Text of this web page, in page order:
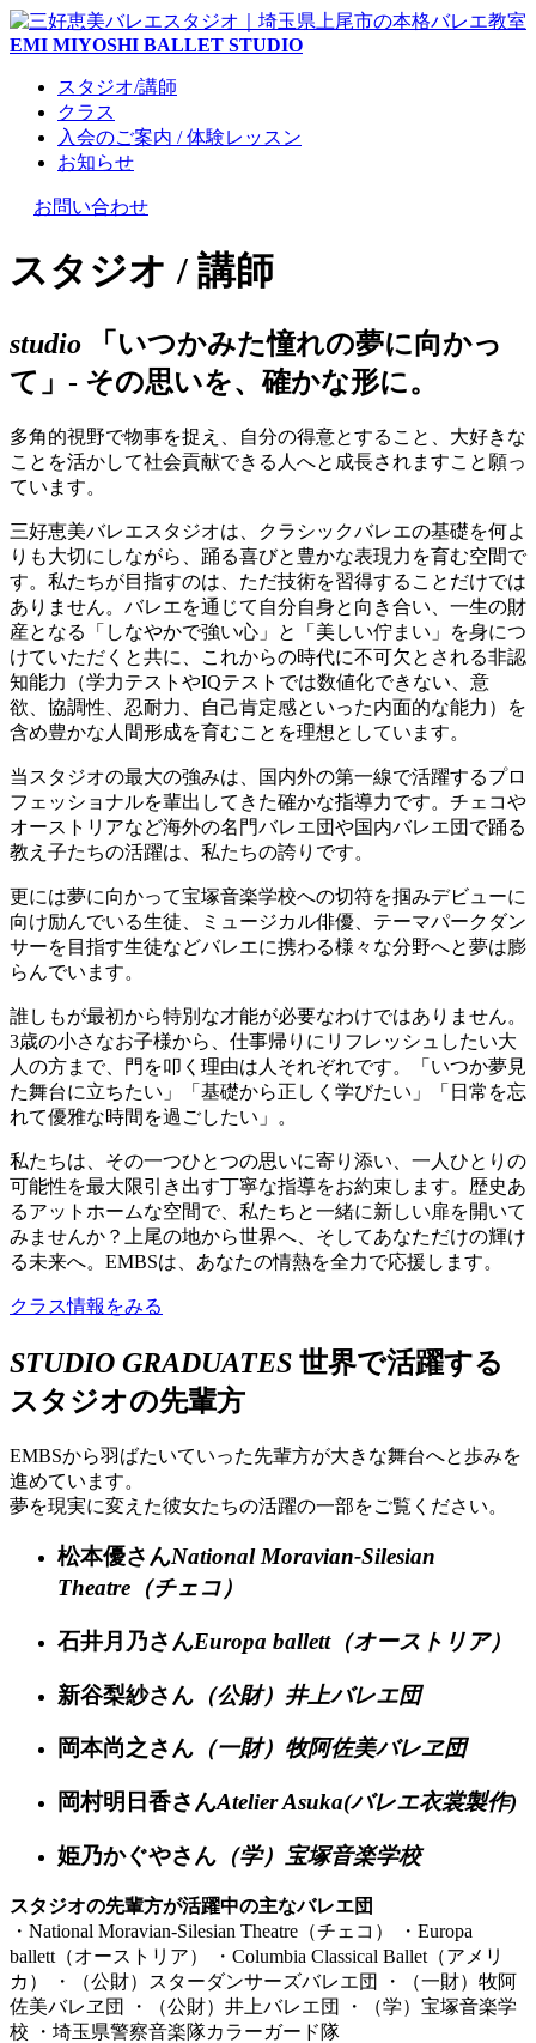
EMI MIYOSHI BALLET STUDIO
スタジオ/講師
クラス
入会のご案内 / 体験レッスン
お知らせ
お問い合わせ
スタジオ / 講師
studio
「いつかみた憧れの夢に向かっ
て」 - その思いを、確かな形に。
多角的視野で物事を捉え、自分の得意とすること、大好きな
ことを活かして社会貢献できる人へと成長されますこと願っ
ています。
三好恵美バレエスタジオは、クラシックバレエの基礎を何よ
りも大切にしながら、踊る喜びと豊かな表現力を育む空間で
す。私たちが目指すのは、ただ技術を習得することだけでは
ありません。バレエを通じて自分自身と向き合い、一生の財
産となる「しなやかで強い心」と「美しい佇まい」を身につ
けていただくと共に、これからの時代に不可欠とされる非認
知能力（学力テストやIQテストでは数値化できない、意
欲、協調性、忍耐力、自己肯定感といった内面的な能力）を
含め豊かな人間形成を育むことを理想としています。
当スタジオの最大の強みは、国内外の第一線で活躍するプロ
フェッショナルを輩出してきた確かな指導力です。チェコや
オーストリアなど海外の名門バレエ団や国内バレエ団で踊る
教え子たちの活躍は、私たちの誇りです。
更には夢に向かって宝塚音楽学校への切符を掴みデビューに
向け励んでいる生徒、ミュージカル俳優、テーマパークダン
サーを目指す生徒などバレエに携わる様々な分野へと夢は膨
らんでいます。
誰しもが最初から特別な才能が必要なわけではありません。
3歳の小さなお子様から、仕事帰りにリフレッシュしたい大
人の方まで、門を叩く理由は人それぞれです。「いつか夢見
た舞台に立ちたい」「基礎から正しく学びたい」「日常を忘
れて優雅な時間を過ごしたい」。
私たちは、その一つひとつの思いに寄り添い、一人ひとりの
可能性を最大限引き出す丁寧な指導をお約束します。歴史あ
るアットホームな空間で、私たちと一緒に新しい扉を開いて
みませんか？上尾の地から世界へ、そしてあなただけの輝け
る未来へ。EMBSは、あなたの情熱を全力で応援します。
クラス情報をみる
STUDIO GRADUATES 世界で活躍する
スタジオの先輩方
EMBSから羽ばたいていった先輩方が大きな舞台へと歩みを
進めています。
夢を現実に変えた彼女たちの活躍の一部をご覧ください。
松本優さんNational Moravian-Silesian
Theatre（チェコ）
石井月乃さんEuropa ballett（オーストリア）
新谷梨紗さん （公財）井上バレエ団
岡本尚之さん （一財）牧阿佐美バレヱ団
岡村明日香さんAtelier Asuka(バレエ衣裳製作)
姫乃かぐやさん （学）宝塚音楽学校
スタジオの先輩方が活躍中の主なバレエ団
・National Moravian-Silesian Theatre（チェコ）
・Europa
ballett（オーストリア）
・Columbia Classical Ballet（アメリ
カ）
・（公財）スターダンサーズバレエ団
・（一財）牧阿
佐美バレヱ団
・（公財）井上バレエ団
・（学）宝塚音楽学
校
・埼玉県警察音楽隊カラーガード隊